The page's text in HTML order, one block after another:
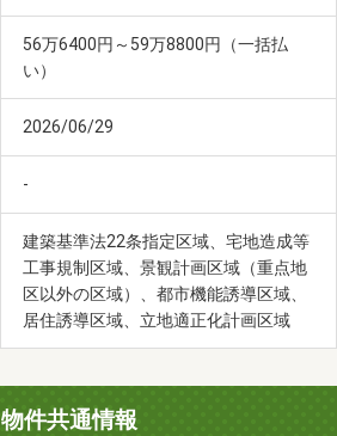
56万6400円～59万8800円（一括払
い）
2026/06/29
-
建築基準法22条指定区域、宅地造成等
工事規制区域、景観計画区域（重点地
区以外の区域）、都市機能誘導区域、
居住誘導区域、立地適正化計画区域
物件共通情報